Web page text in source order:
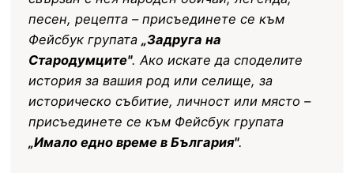
песен, рецепта – присъединете се към
Фейсбук групата „Задруга на
Стародумците". Ако искате да споделите
история за вашия род или селище, за
историческо събитие, личност или място –
присъединете се към Фейсбук групата
„Имало едно време в България".